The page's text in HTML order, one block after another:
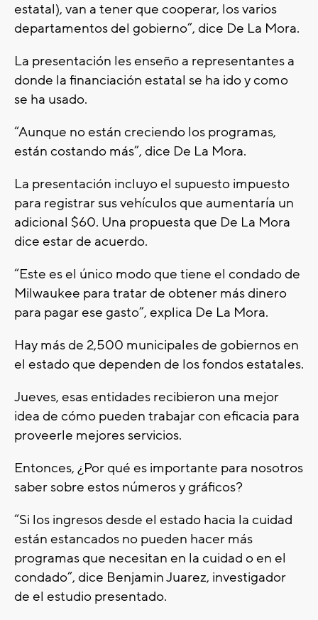
estatal), van a tener que cooperar, los varios
departamentos del gobierno”, dice De La Mora.
La presentación les enseño a representantes a
donde la financiación estatal se ha ido y como
se ha usado.
“Aunque no están creciendo los programas,
están costando más”, dice De La Mora.
La presentación incluyo el supuesto impuesto
para registrar sus vehículos que aumentaría un
adicional $60. Una propuesta que De La Mora
dice estar de acuerdo.
“Este es el único modo que tiene el condado de
Milwaukee para tratar de obtener más dinero
para pagar ese gasto”, explica De La Mora.
Hay más de 2,500 municipales de gobiernos en
el estado que dependen de los fondos estatales.
Jueves, esas entidades recibieron una mejor
idea de cómo pueden trabajar con eficacia para
proveerle mejores servicios.
Entonces, ¿Por qué es importante para nosotros
saber sobre estos números y gráficos?
“Si los ingresos desde el estado hacia la cuidad
están estancados no pueden hacer más
programas que necesitan en la cuidad o en el
condado”, dice Benjamin Juarez, investigador
de el estudio presentado.